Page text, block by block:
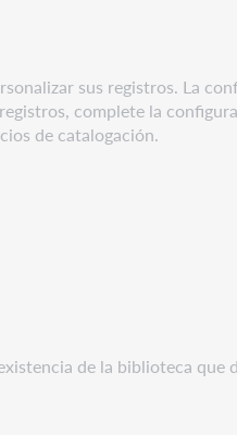
sus registros. La
complete la
de catalogación.
de la biblioteca que